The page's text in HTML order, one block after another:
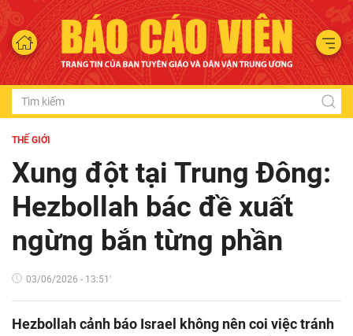
THẾ GIỚI
Xung đột tại Trung Đông:
Hezbollah bác đề xuất
ngừng bắn từng phần
03/06/2026 - 13:51'
Hezbollah cảnh báo Israel không nên coi việc tránh